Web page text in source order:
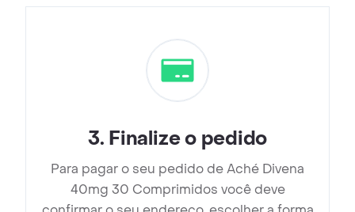
3. Finalize o pedido
Para pagar o seu pedido de Aché Divena
40mg 30 Comprimidos você deve